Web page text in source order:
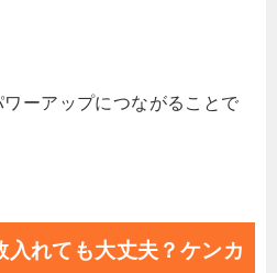
ーアップにつながることで
入れても大丈夫？ケンカ